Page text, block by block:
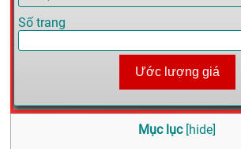
Số trang
Ước lượng giá
Mục lục [hide]